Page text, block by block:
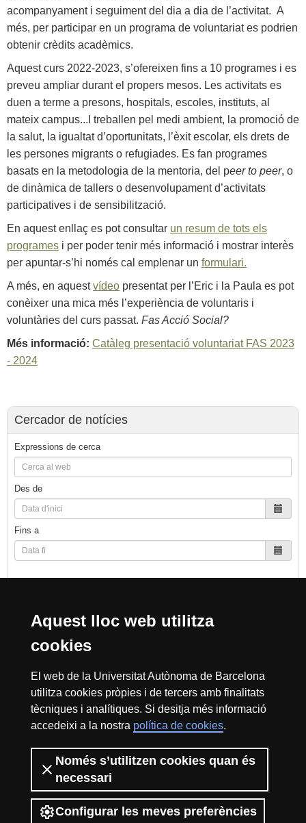
Aquest lloc web utilitza
cookies
El web de la Universitat Autònoma de Barcelona
utilitza cookies pròpies i de tercers amb finalitats
tècniques i analítiques. Si desitja més informació
accedeixi a la nostra política de cookies.
Només s’utilitzen cookies quan és
necessari
Configurar les meves preferències
acompanyament i seguiment del dia a dia de l’activitat. A
més, per participar en un programa de voluntariat es podrien
obtenir crèdits acadèmics.
Aquest curs 2022-2023, s’ofereixen fins a 10 programes i es
preveu ampliar durant el propers mesos. Les activitats es
duen a terme a presons, hospitals, escoles, instituts, al
mateix campus...I treballen pel medi ambient, la promoció de
la salut, la igualtat d’oportunitats, l’èxit escolar, els drets de
les persones migrants o refugiades. Es fan programes
basats en la metodologia de la mentoria, del peer to peer, o
de dinàmica de tallers o desenvolupament d’activitats
participatives i de sensibilització.
En aquest enllaç es pot consultar un resum de tots els
programes i per poder tenir més informació i mostrar interès
per apuntar-s’hi només cal emplenar un formulari.
A més, en aquestvídeo presentat per l’Eric i la Paula es pot
conèixer una mica més l’experiència de voluntaris i
voluntàries del curs passat. Fas Acció Social?
Més informació: Catàleg presentació voluntariat FAS 2023
- 2024
Cercador de notícies
Expressions de cerca
Des de
Fins a
HR
Sobre el web Accessibilitat web Avís Legal
Política de
privacitat
construcció d’una universitat més solidària i més compromesa amb la
realitat social, mitjançant la promoció de la participació voluntària de la